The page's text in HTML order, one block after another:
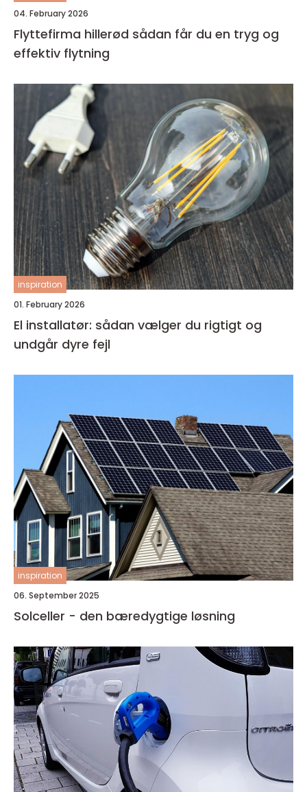
04. February 2026
Flyttefirma hillerød sådan får du en tryg og
effektiv flytning
inspiration
01. February 2026
El installatør: sådan vælger du rigtigt og
undgår dyre fejl
inspiration
06. September 2025
Solceller - den bæredygtige løsning